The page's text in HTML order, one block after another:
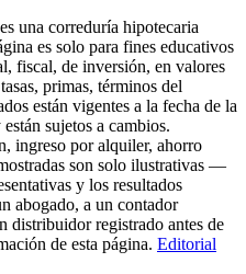
una correduría hipotecaria
es solo para fines educativos
fiscal, de inversión, en valores
primas, términos del
están vigentes a la fecha de la
sujetos a cambios.
ingreso por alquiler, ahorro
son solo ilustrativas —
y los resultados
abogado, a un contador
distribuidor registrado antes de
de esta página. Editorial